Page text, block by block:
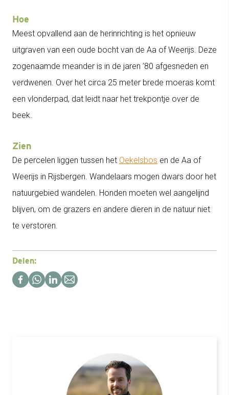
Hoe
Meest opvallend aan de herinrichting is het opnieuw
uitgraven van een oude bocht van de Aa of Weerijs. Deze
zogenaamde meander is in de jaren ’80 afgesneden en
verdwenen. Over het circa 25 meter brede moeras komt
een vlonderpad, dat leidt naar het trekpontje over de
beek.
Zien
De percelen liggen tussen het Oekelsbos en de Aa of
Weerijs in Rijsbergen. Wandelaars mogen dwars door het
natuurgebied wandelen. Honden moeten wel aangelijnd
blijven, om de grazers en andere dieren in de natuur niet
te verstoren.
Delen: